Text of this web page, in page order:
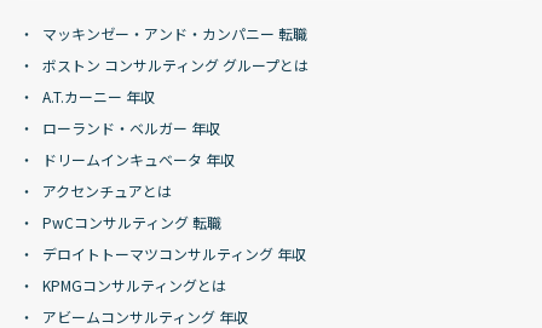
マッキンゼー・アンド・カンパニー 転職
ボストン コンサルティング グループとは
A.T.カーニー 年収
ローランド・ベルガー 年収
ドリームインキュベータ 年収
アクセンチュアとは
PwCコンサルティング 転職
デロイトトーマツコンサルティング 年収
KPMGコンサルティングとは
アビームコンサルティング 年収